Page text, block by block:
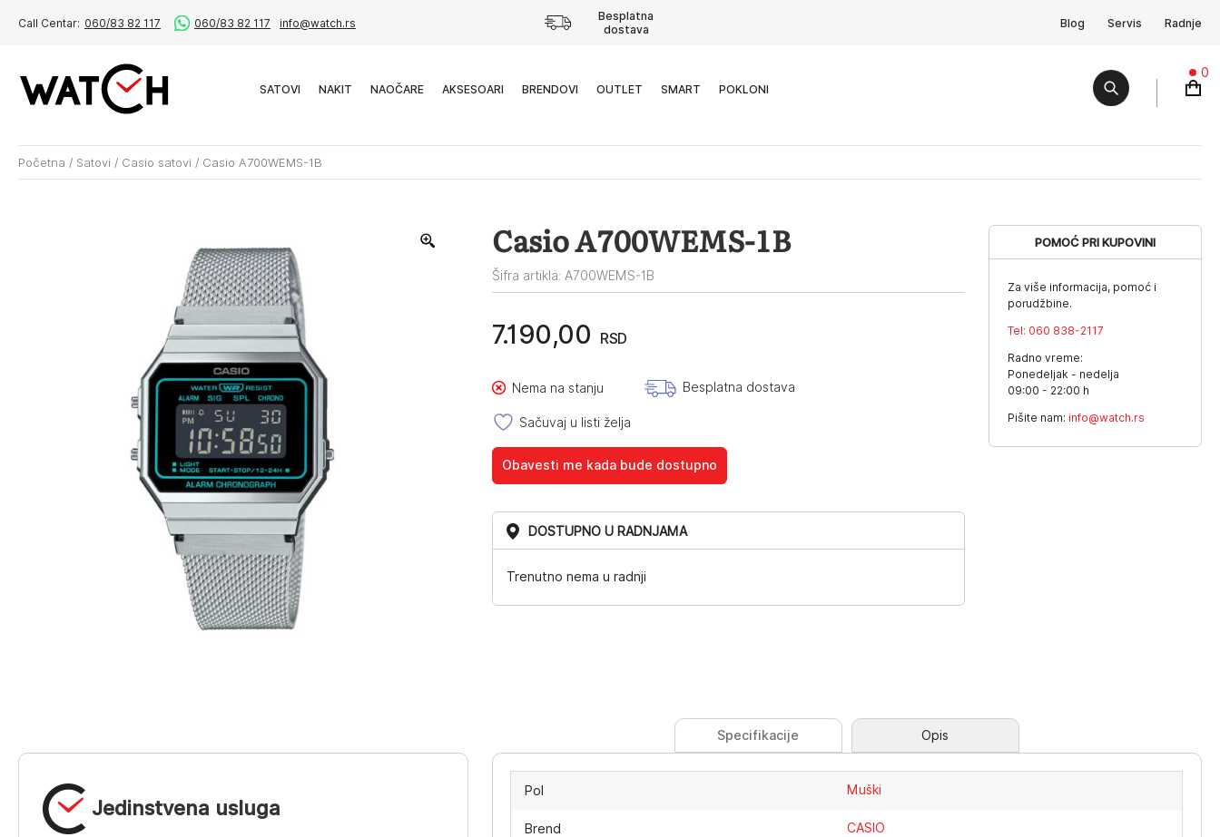
Call Centar: 060/83 82 117 060/83 82 117 info@watch.rs
Besplatna
dostava
Blog Servis Radnje
SATOVI NAKIT NAOČARE AKSESOARI BRENDOVI OUTLET SMART POKLONI
0
Početna / Satovi / Casio satovi / Casio A700WEMS-1B
Casio A700WEMS-1B
Šifra artikla: A700WEMS-1B
7.190,00 RSD
Nema na stanju Besplatna dostava
Sačuvaj u listi želja
Obavesti me kada bude dostupno
DOSTUPNO U RADNJAMA
Trenutno nema u radnji
POMOĆ PRI KUPOVINI
Za više informacija, pomoć i
porudžbine.
Tel: 060 838-2117
Radno vreme:
Ponedeljak - nedelja
09:00 - 22:00 h
Pišite nam: info@watch.rs
Jedinstvena usluga
Specifikacije Opis
Pol Muški
Brend CASIO